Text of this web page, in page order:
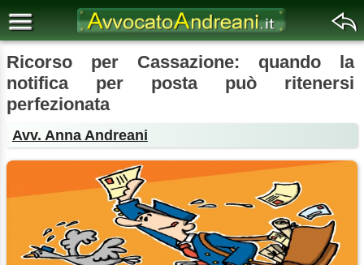
Ricorso per Cassazione: quando la
notifica per posta può ritenersi
perfezionata
Avv. Anna Andreani